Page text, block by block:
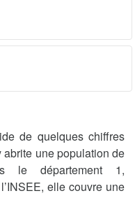
de quelques chiffres
une population de
le département 1,
elle couvre une